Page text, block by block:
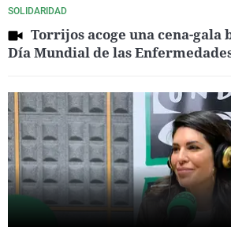
SOLIDARIDAD
Torrijos acoge una cena-gala
Día Mundial de las